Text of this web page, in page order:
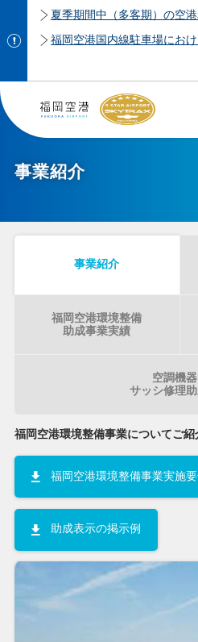
夏季期間中（多客期）の空
事業紹介
事業紹介
福岡空港環境整備
助成事業実績
空調機器
サッシ修理
福岡空港環境整備事業についてご紹
福岡空港環境整備事業実施
助成表示の掲示例